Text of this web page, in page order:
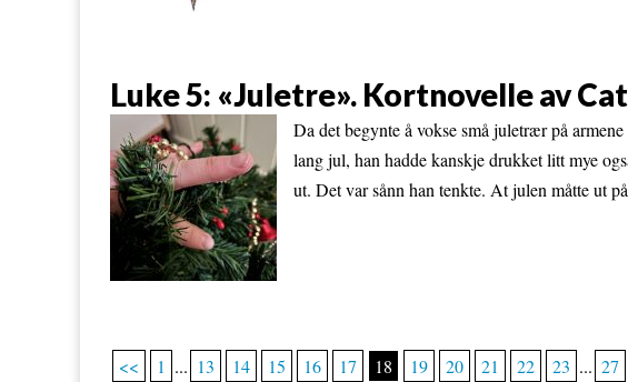
Luke 5: «Juletre». Kortnovelle av
Da det begynte å vokse små juletrær på
lang jul, han hadde kanskje drukket litt mye
ut. Det var sånn han tenkte. At julen måtte ut
<< 1 ... 13 14 15 16 17 18 19 20 21 22 23 ... 27